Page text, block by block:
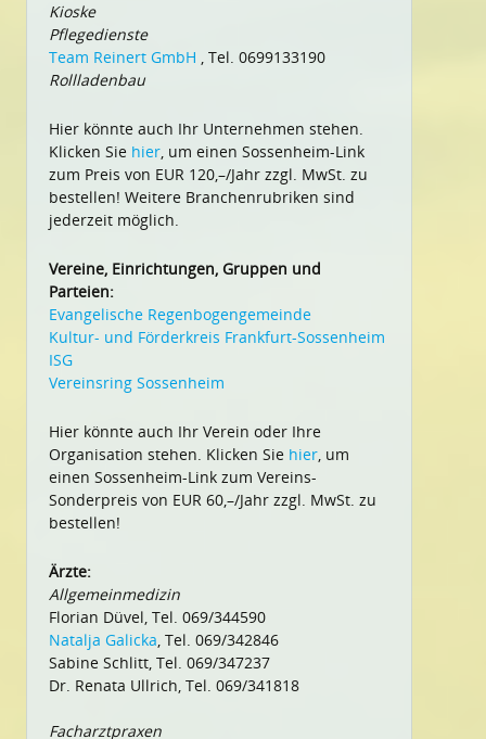
Kioske
Pflegedienste
Team Reinert GmbH , Tel. 0699133190
Rollladenbau
Hier könnte auch Ihr Unternehmen stehen.
Klicken Sie hier, um einen Sossenheim-Link
zum Preis von EUR 120,–/Jahr zzgl. MwSt. zu
bestellen! Weitere Branchenrubriken sind
jederzeit möglich.
Vereine, Einrichtungen, Gruppen und
Parteien:
Evangelische Regenbogengemeinde
Kultur- und Förderkreis Frankfurt-Sossenheim
ISG
Vereinsring Sossenheim
Hier könnte auch Ihr Verein oder Ihre
Organisation stehen. Klicken Sie hier, um
einen Sossenheim-Link zum Vereins-
Sonderpreis von EUR 60,–/Jahr zzgl. MwSt. zu
bestellen!
Ärzte:
Allgemeinmedizin
Florian Düvel, Tel. 069/344590
Natalja Galicka, Tel. 069/342846
Sabine Schlitt, Tel. 069/347237
Dr. Renata Ullrich, Tel. 069/341818
Facharztpraxen